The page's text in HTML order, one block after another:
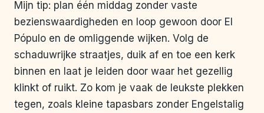
Mijn tip: plan één middag zonder vaste
bezienswaardigheden en loop gewoon door El
Pópulo en de omliggende wijken. Volg de
schaduwrijke straatjes, duik af en toe een kerk
binnen en laat je leiden door waar het gezellig
klinkt of ruikt. Zo kom je vaak de leukste plekken
tegen, zoals kleine tapasbars zonder Engelstalig